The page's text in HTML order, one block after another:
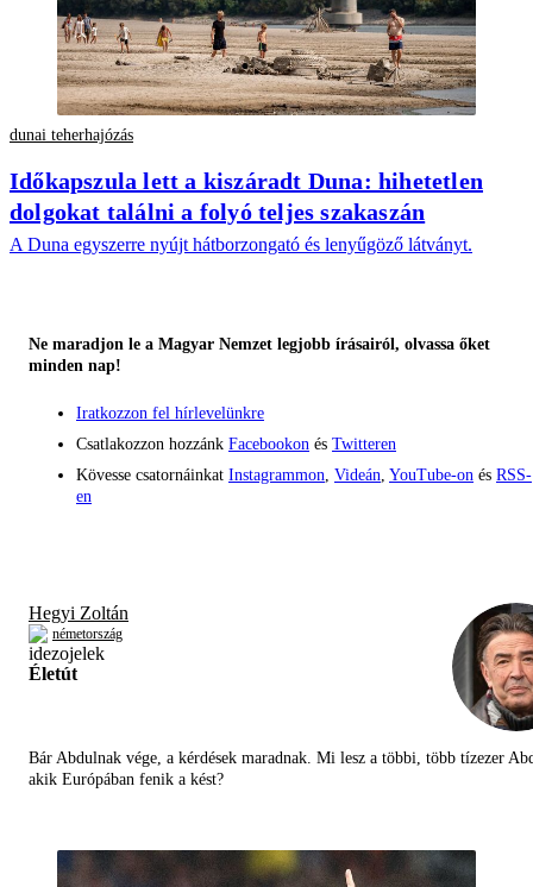
dunai teherhajózás
Időkapszula lett a kiszáradt Duna: hihetetlen
dolgokat találni a folyó teljes szakaszán
A Duna egyszerre nyújt hátborzongató és lenyűgöző látványt.
Ne maradjon le a Magyar Nemzet legjobb írásairól, olvassa őket
minden nap!
Iratkozzon fel hírlevelünkre
Csatlakozzon hozzánk Facebookon és Twitteren
Kövesse csatornáinkat Instagrammon, Videán, YouTube-on és RSS-
en
Hegyi Zoltán
németország
Életút
Bár Abdulnak vége, a kérdések maradnak. Mi lesz a többi, több tízezer
akik Európában fenik a kést?